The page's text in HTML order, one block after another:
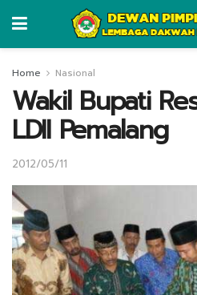
Home Nasional
Wakil Bupati
LDII Pemalang
2012/05/11